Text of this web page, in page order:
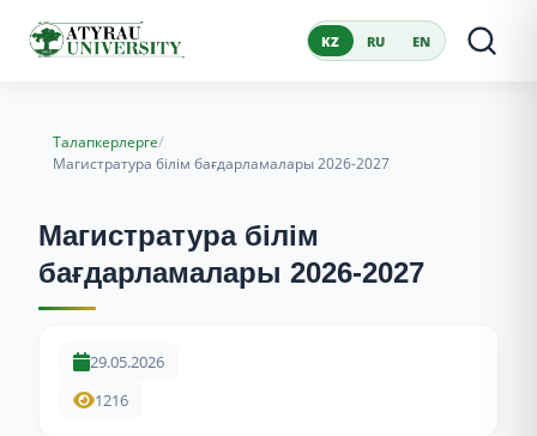
KZ RU EN
Талапкерлерге/
Магистратура білім бағдарламалары 2026-2027
Магистратура білім
бағдарламалары 2026-2027
29.05.2026
1216